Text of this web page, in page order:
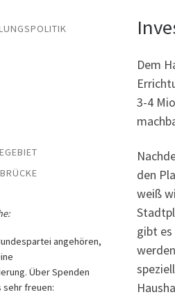
Dem
3-4
den
weiß
gibt
angehören,
Über Spenden
sehr freuen: